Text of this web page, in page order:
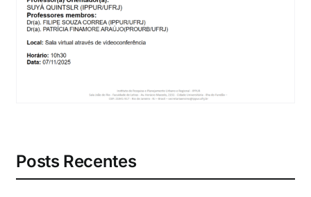
Eventos e Certificados
Comunicação
Posts Recentes